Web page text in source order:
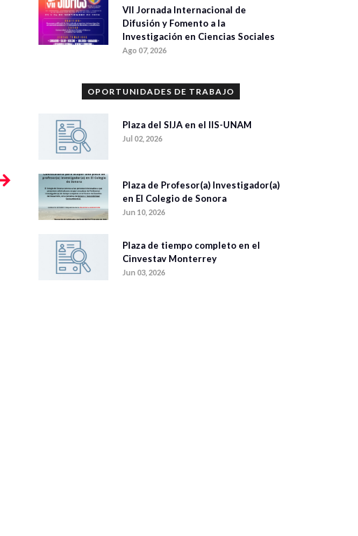
VII Jornada Internacional de
Difusión y Fomento a la
Investigación en Ciencias Sociales
Ago 07, 2026
OPORTUNIDADES DE TRABAJO
Plaza del SIJA en el IIS-UNAM
Jul 02, 2026
Plaza de Profesor(a) Investigador(a)
en El Colegio de Sonora
Jun 10, 2026
Plaza de tiempo completo en el
Cinvestav Monterrey
Jun 03, 2026